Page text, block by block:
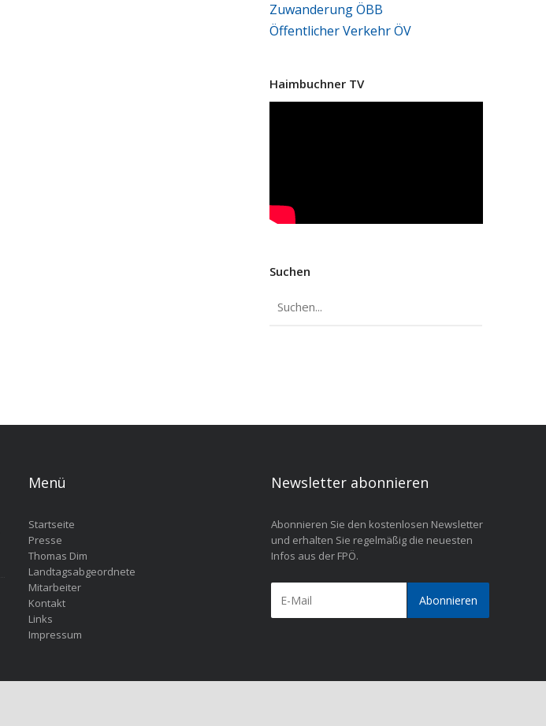
ZuwanderungÖBB
Öffentlicher VerkehrÖV
Haimbuchner TV
Suchen
Menü
Startseite
Presse
Thomas Dim
Landtagsabgeordnete
Mitarbeiter
Kontakt
Links
Impressum
Newsletter abonnieren
Abonnieren Sie den kostenlosen Newsletter
und erhalten Sie regelmäßig die neuesten
Infos aus der FPÖ.